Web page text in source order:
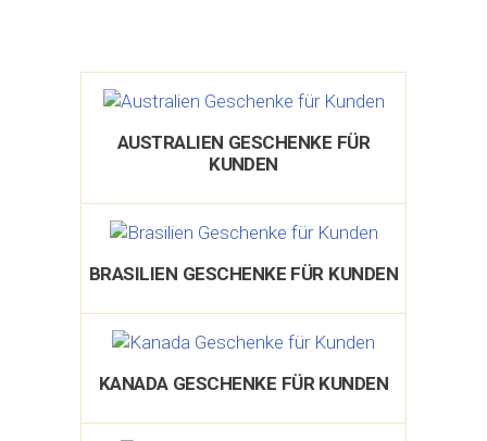
AUSTRALIEN GESCHENKE FÜR
KUNDEN
BRASILIEN GESCHENKE FÜR KUNDEN
KANADA GESCHENKE FÜR KUNDEN